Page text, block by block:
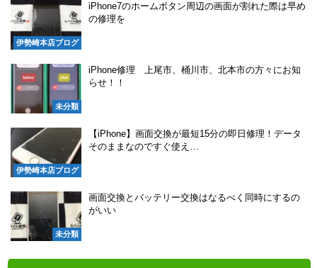
伊勢崎本店ブログ
iPhone7のホームボタン周辺の画面が割れた際は早め
の修理を
未分類
iPhone修理 上尾市、桶川市、北本市の方々にお知
らせ！！
伊勢崎本店ブログ
【iPhone】画面交換が最短15分の即日修理！データ
そのままなのですぐ使え…
未分類
画面交換とバッテリー交換はなるべく同時にするの
がいい